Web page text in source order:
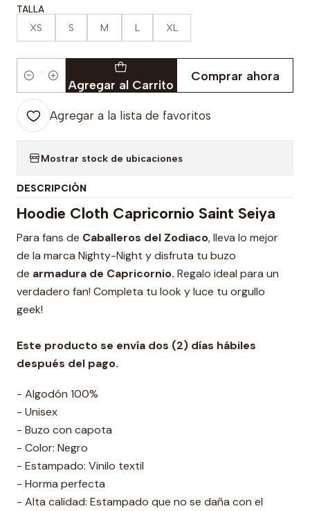
TALLA
XS S M L XL
Cantidad Agregar al Carrito
Comprar ahora
Agregar a la lista de favoritos
Mostrar stock de ubicaciones
DESCRIPCIÓN
Hoodie Cloth Capricornio Saint Seiya
Para fans de Caballeros del Zodiaco, lleva lo mejor
de la marca Nighty-Night y disfruta tu buzo
de armadura de Capricornio. Regalo ideal para un
verdadero fan! Completa tu look y luce tu orgullo
geek!
Este producto se envía dos (2) días hábiles
después del pago.
- Algodón 100%
- Unisex
- Buzo con capota
- Color: Negro
- Estampado: Vinilo textil
- Horma perfecta
- Alta calidad: Estampado que no se daña con el